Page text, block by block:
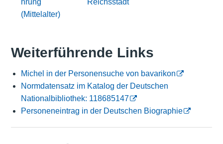
(Mittelalter)
Weiterführende Links
Michel in der Personensuche von bavarikon
Normdatensatz im Katalog der Deutschen
Nationalbibliothek: 118685147
Personeneintrag in der Deutschen Biographie